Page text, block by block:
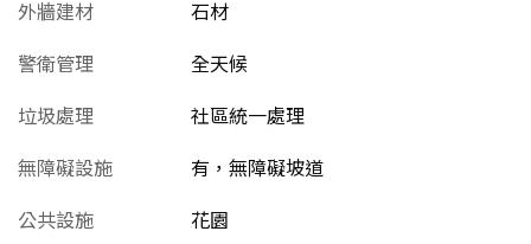
外牆建材
石材
警衛管理
全天候
垃圾處理
社區統一處理
無障礙設施
有，無障礙坡道
公共設施
花園